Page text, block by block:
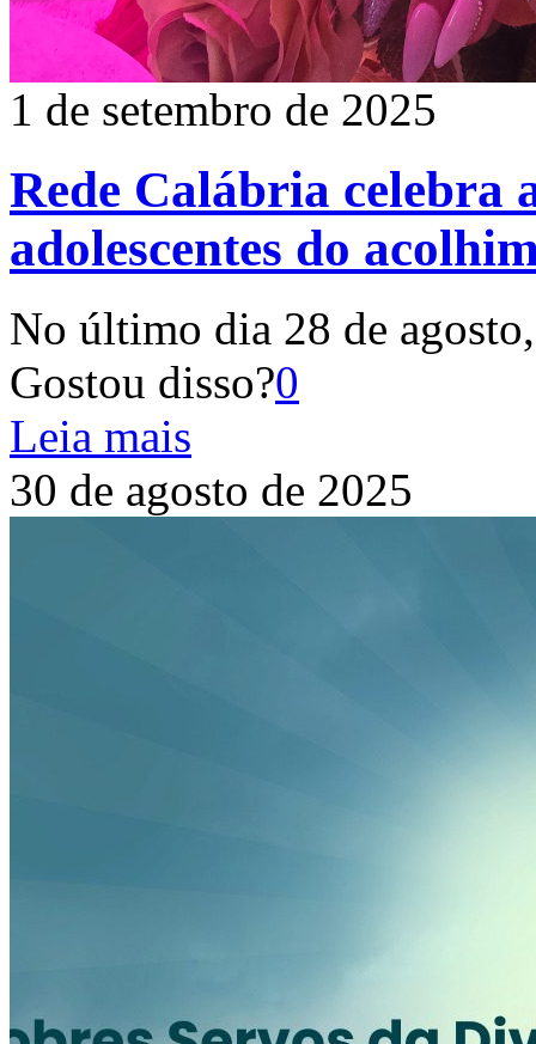
1 de setembro de 2025
Rede Calábria celebra
adolescentes do
No último dia 28 de
Gostou disso?0
Leia mais
30 de agosto de 2025